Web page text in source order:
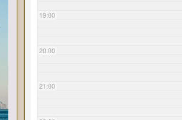
19:00
20:00
21:00